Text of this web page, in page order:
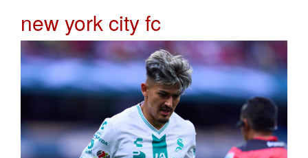
new york city fc